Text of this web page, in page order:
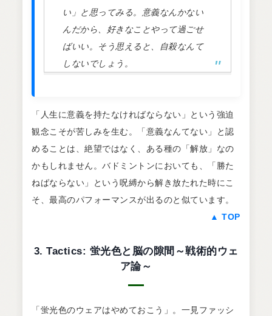
い」と思ってみる。意義なんかない
んだから、好きなことやって過ごせ
ばいい。そう思えると、自殺なんて
しないでしょう。
「人生に意義を持たなければならない」という強迫
観念こそが苦しみを生む。「意義なんてない」と認
めることは、絶望ではなく、ある種の「解放」なの
かもしれません。バドミントンにおいても、「勝た
ねばならない」という呪縛から解き放たれた時にこ
そ、最高のパフォーマンスが出るのと似ています。
▲ TOP
3. Tactics: 蛍光色と脳の隙間～戦術的ウェ
ア論～
「蛍光色のウェアはやめておこう」。一見ファッシ